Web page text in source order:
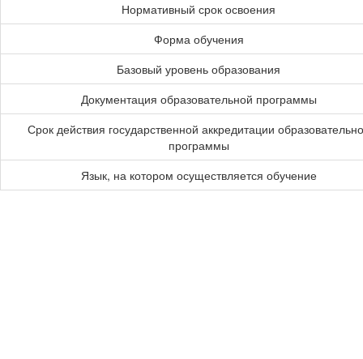
Нормативный срок освоения
Форма обучения
Базовый уровень образования
Документация образовательной программы
Срок действия государственной аккредитации
программы
Язык, на котором осуществляется обучение